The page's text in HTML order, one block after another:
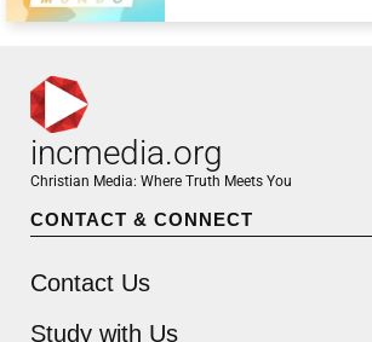
incmedia.org
Christian Media: Where Truth Meets You
CONTACT & CONNECT
Contact Us
Study with Us